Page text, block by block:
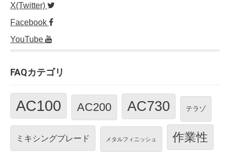
X(Twitter)
Facebook
YouTube
FAQカテゴリ
AC100 AC200 AC730 テラゾ
ミキシングブレード メタルフィニッシュ 作業性